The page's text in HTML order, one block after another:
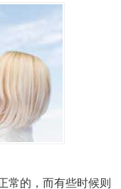
常的，而有些时候则